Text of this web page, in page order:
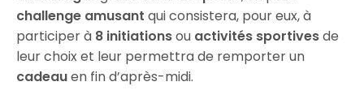
challenge amusant qui consistera, pour eux, à
participer à 8 initiationsou activités sportivesde
leur choix et leur permettra de remporter un
cadeauen fin d’après-midi.